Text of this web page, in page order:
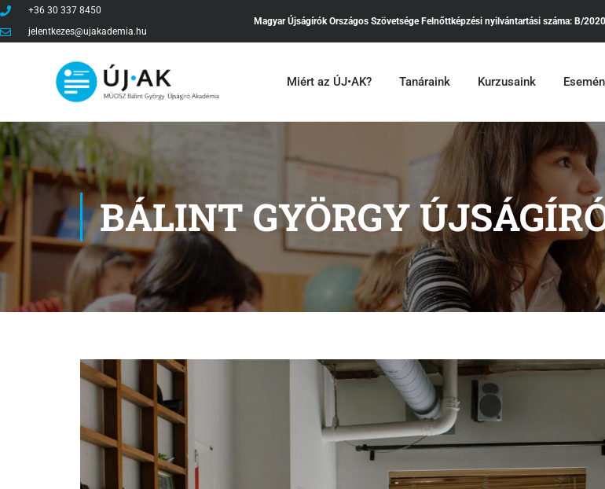
+36 30 337 8450
jelentkezes@ujakademia.hu
Magyar Újságírók Országos SzövetségeFelnőttképzési nyilvántartási száma: B/
Miért az ÚJ•AK? Tanáraink Kurzusaink
BÁLINT GYÖRGY